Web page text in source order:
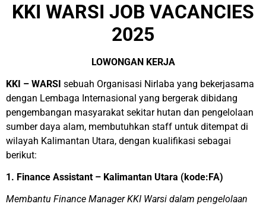
KKI WARSI JOB VACANCIES
2025
LOWONGAN KERJA
KKI – WARSI sebuah Organisasi Nirlaba yang bekerjasama
dengan Lembaga Internasional yang bergerak dibidang
pengembangan masyarakat sekitar hutan dan pengelolaan
sumber daya alam, membutuhkan staff untuk ditempat di
wilayah Kalimantan Utara, dengan kualifikasi sebagai
berikut:
1. Finance Assistant – Kalimantan Utara (kode:FA)
Membantu Finance Manager KKI Warsi dalam pengelolaan